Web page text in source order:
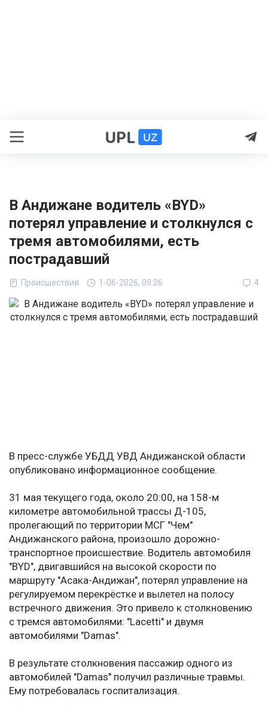
В Андижане водитель «BYD»
потерял управление и столкнулся с
тремя автомобилями, есть
пострадавший
Происшествия 1-06-2026, 09:26 4
В пресс-службе УБДД УВД Андижанской области
опубликовано информационное сообщение.
31 мая текущего года, около 20:00, на 158-м
километре автомобильной трассы Д-105,
пролегающий по территории МСГ "Чем"
Андижанского района, произошло дорожно-
транспортное происшествие. Водитель автомобиля
"BYD", двигавшийся на высокой скорости по
маршруту "Асака-Андижан", потерял управление на
регулируемом перекрёстке и вылетел на полосу
встречного движения. Это привело к столкновению
с тремся автомобилями: "Lacetti" и двумя
автомобилями "Damas".
В результате столкновения пассажир одного из
автомобилей "Damas" получил различные травмы.
Ему потребовалась госпитализация.